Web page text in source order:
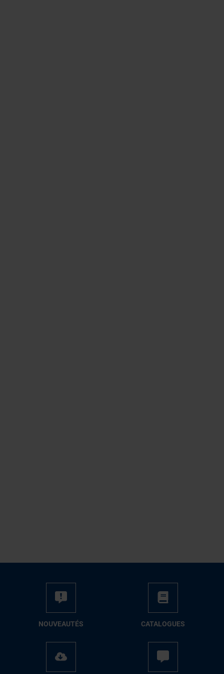
NOUVEAUTÉS CATALOGUES